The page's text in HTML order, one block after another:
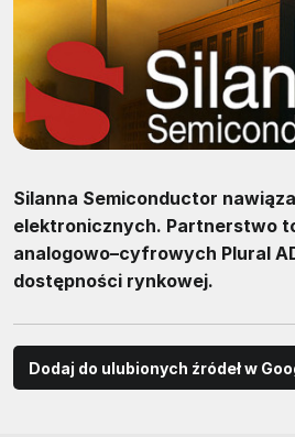
Silanna Semiconductor
elektronicznych. Partnerstwo
analogowo–cyfrowych Plural
dostępności rynkowej.
Dodaj do ulubionych źródeł w